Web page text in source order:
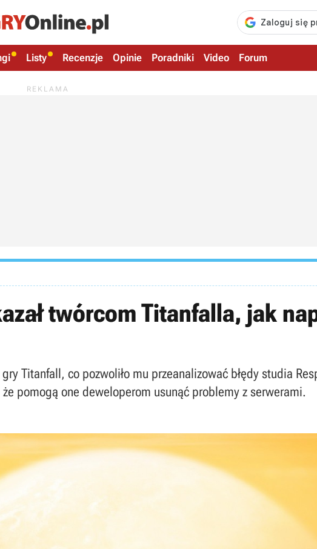
Listy Recenzje Opinie Poradniki Video Forum
twórcom Titanfalla, jak
Titanfall, co pozwoliło mu przeanalizować błędy studia
pomogą one deweloperom usunąć problemy z serwerami.